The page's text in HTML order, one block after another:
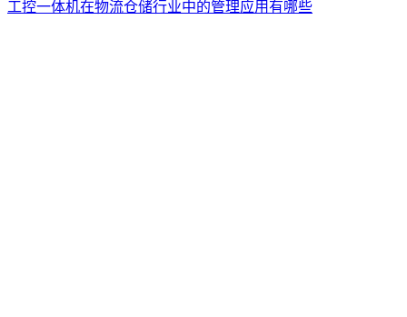
工控一体机在物流仓储行业中的管理应用有哪些